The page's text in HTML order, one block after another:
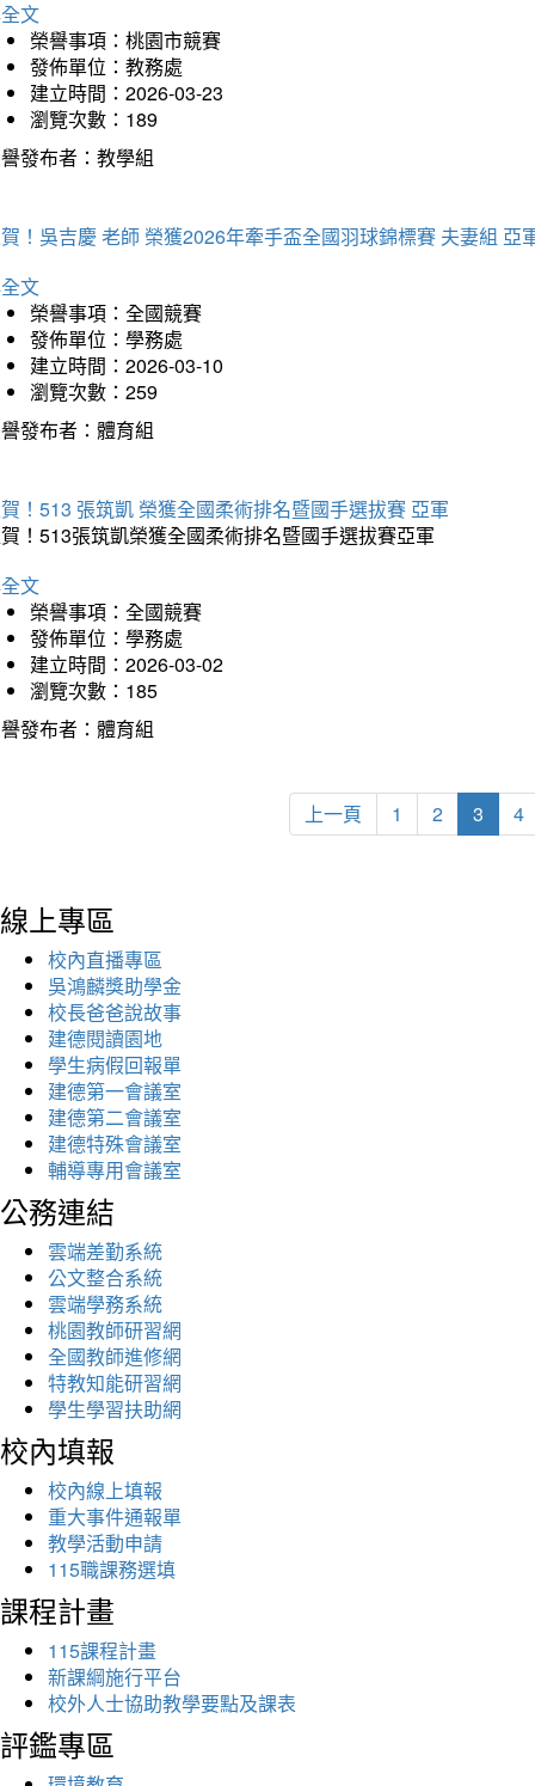
文
榮譽事項：桃園市競賽
發佈單位：教務處
建立時間：2026-03-23
瀏覽次數：189
發布者：教學組
！吳吉慶 老師 榮獲2026年牽手盃全國羽球錦標賽 夫妻組 亞
文
榮譽事項：全國競賽
發佈單位：學務處
建立時間：2026-03-10
瀏覽次數：259
發布者：體育組
！513 張筑凱 榮獲全國柔術排名暨國手選拔賽 亞軍
！513張筑凱榮獲全國柔術排名暨國手選拔賽亞軍
文
榮譽事項：全國競賽
發佈單位：學務處
建立時間：2026-03-02
瀏覽次數：185
發布者：體育組
上一頁 1 2 3 4
線上專區
校內直播專區
吳鴻麟獎助學金
校長爸爸說故事
建德閱讀園地
學生病假回報單
建德第一會議室
建德第二會議室
建德特殊會議室
輔導專用會議室
公務連結
雲端差勤系統
公文整合系統
雲端學務系統
桃園教師研習網
全國教師進修網
特教知能研習網
學生學習扶助網
校內填報
校內線上填報
重大事件通報單
教學活動申請
115職課務選填
課程計畫
115課程計畫
新課綱施行平台
校外人士協助教學要點及課表
評鑑專區